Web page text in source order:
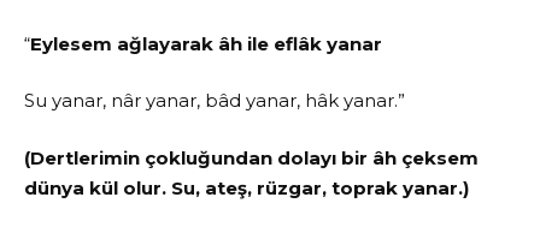
“Eylesem ağlayarak âh ile eflâk yanar
Su yanar, nâr yanar, bâd yanar, hâk yanar.”
(Dertlerimin çokluğundan dolayı bir âh çeksem
dünya kül olur. Su, ateş, rüzgar, toprak yanar.)